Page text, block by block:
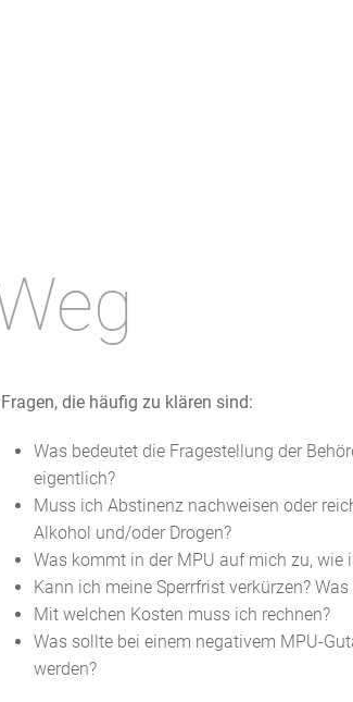
Fragen, die häufig zu klären sind:
Was bedeutet die Fragestellung der
eigentlich?
Muss ich Abstinenz nachweisen oder
Alkohol und/oder Drogen?
Was kommt in der MPU auf mich zu, wie
Kann ich meine Sperrfrist verkürzen?
Mit welchen Kosten muss ich rechnen?
Was sollte bei einem negativem MPU-
werden?